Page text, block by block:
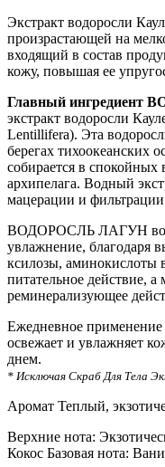
Экстракт водоросли
произрастающей на
входящий в состав
кожу, повышая ее
Главный
экстракт водоросли
Lentillifera). Эта
берегах тихоокеанских
собирается в
архипелага. Водный
мацерации и
ВОДОРОСЛЬ ЛАГУН
увлажнение, благодаря
ксилозы, аминокислоты
питательное действие,
реминерализующее
Ежедневное применение
освежает и увлажняет
днем.
* Исключая Скраб Для Тела
Аромат Теплый,
Верхние нота:
Кокос Базовая нота: